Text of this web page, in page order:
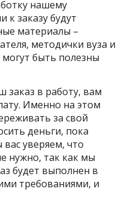
нашему
к заказу будут
материалы –
методички вуза и
быть полезны
заказ в работу, вам
Именно на этом
за свой
деньги, пока
уверяем, что
нужно, так как мы
будет выполнен в
требованиями, и